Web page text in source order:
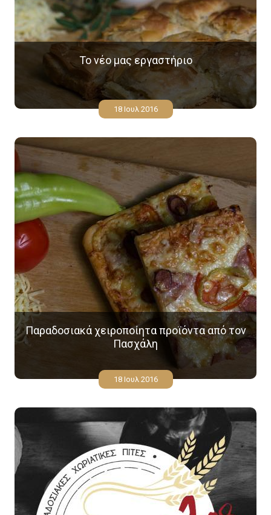
Το νέο μας εργαστήριο
18 Ιουλ 2016
Παραδοσιακά χειροποίητα προϊόντα από τον
Πασχάλη
18 Ιουλ 2016